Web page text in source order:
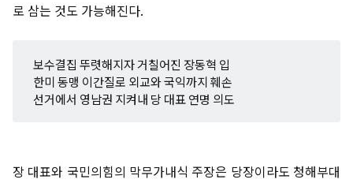
로 삼는 것도 가능해진다.
보수결집 뚜렷해지자 거칠어진 장동혁 입
한미 동맹 이간질로 외교와 국익까지 훼손
선거에서 영남권 지켜내 당 대표 연명 의도
장 대표와 국민의힘의 막무가내식 주장은 당장이라도 청해부대